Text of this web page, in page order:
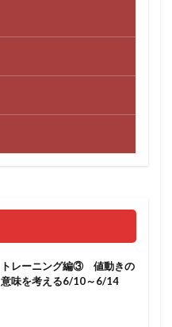
トレーニング編③ 値動きの
意味を考える6/10～6/14